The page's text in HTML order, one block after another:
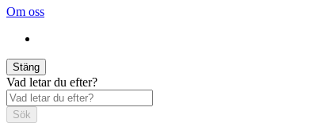
Om oss
Stäng
Vad letar du efter?
Sök